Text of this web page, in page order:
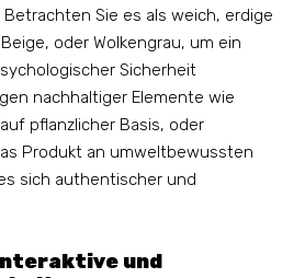
Sie es als weich, erdige
oder Wolkengrau, um ein
Sicherheit
nachhaltiger Elemente wie
pflanzlicher Basis, oder
Produkt an umweltbewussten
sich authentischer und
und